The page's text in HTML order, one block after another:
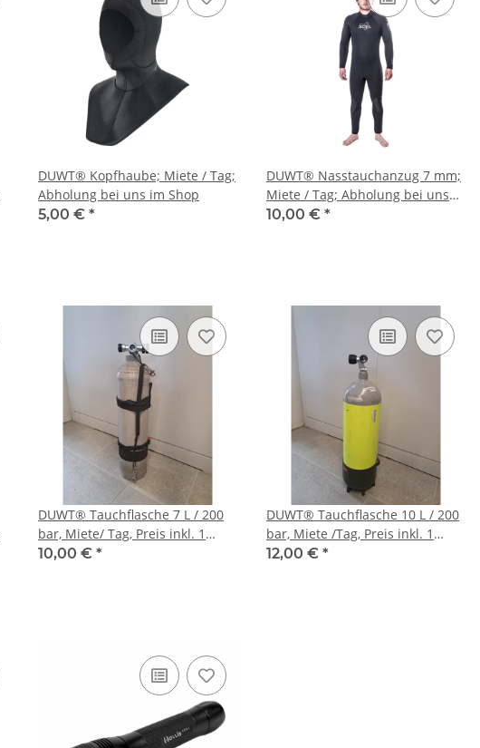
DUWT® Kopfhaube; Miete / Tag;
Abholung bei uns im Shop
5,00 € *
DUWT® Nasstauchanzug 7 mm;
Miete / Tag; Abholung bei uns
im Shop
10,00 € *
DUWT® Tauchflasche 7 L / 200
bar, Miete/ Tag, Preis inkl. 1
Füllung
10,00 € *
DUWT® Tauchflasche 10 L / 200
bar, Miete /Tag, Preis inkl. 1
Füllung
12,00 € *